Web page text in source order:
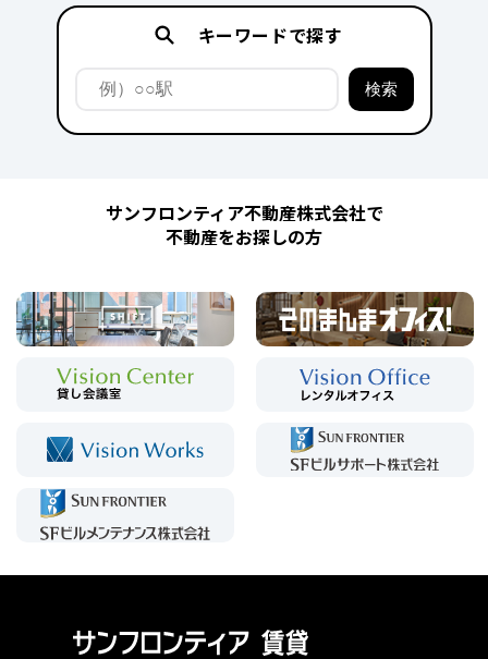
キーワードで探す
サンフロンティア不動産株式会社で
不動産をお探しの方